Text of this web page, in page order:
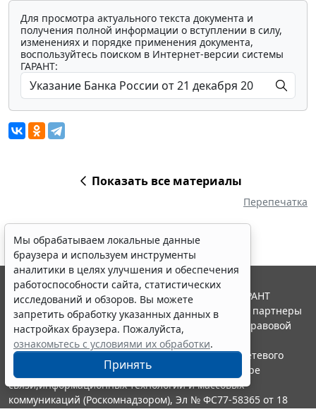
Для просмотра актуального текста документа и
получения полной информации о вступлении в силу,
изменениях и порядке применения документа,
воспользуйтесь поиском в Интернет-версии системы
ГАРАНТ:
Показать все материалы
Перепечатка
Мы обрабатываем локальные данные
браузера и используем инструменты
аналитики в целях улучшения и обеспечения
работоспособности сайта, статистических
исследований и обзоров. Вы можете
запретить обработку указанных данных в
настройках браузера. Пожалуйста,
ознакомьтесь с условиями их обработки.
Принять
© ООО "НПП "ГАРАНТ-СЕРВИС", 2026. Система ГАРАНТ
выпускается с 1990 года. Компания "Гарант" и ее партнеры
являются участниками Российской ассоциации правовой
информации ГАРАНТ.
Портал ГАРАНТ.РУ зарегистрирован в качестве сетевого
издания Федеральной службой по надзору в сфере
связи,информационных технологий и массовых
коммуникаций (Роскомнадзором), Эл № ФС77-58365 от 18